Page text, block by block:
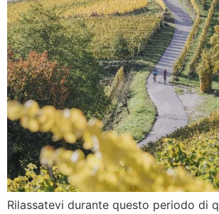
Rilassatevi durante questo periodo di